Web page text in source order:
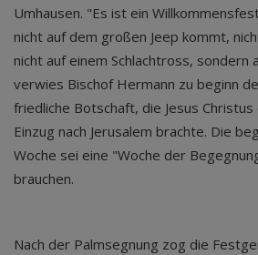
Umhausen. "Es ist ein
nicht auf dem großen Jeep kommt,
nicht auf einem Schlachtross, sondern
verwies Bischof Hermann zu beginn
friedliche Botschaft, die Jesus
Einzug nach Jerusalem brachte. Die
Woche sei eine "Woche der
brauchen.
Nach der Palmsegnung zog die